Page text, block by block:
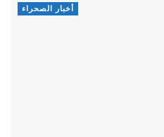
أخبار الصحراء